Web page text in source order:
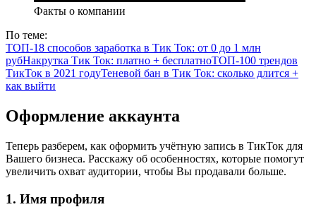
Факты о компании
По теме:
ТОП-18 способов заработка в Тик Ток: от 0 до 1 млн
рубНакрутка Тик Ток: платно + бесплатноТОП-100 трендов
ТикТок в 2021 годуТеневой бан в Тик Ток: сколько длится +
как выйти
Оформление аккаунта
Теперь разберем, как оформить учётную запись в ТикТок для
Вашего бизнеса. Расскажу об особенностях, которые помогут
увеличить охват аудитории, чтобы Вы продавали больше.
1. Имя профиля